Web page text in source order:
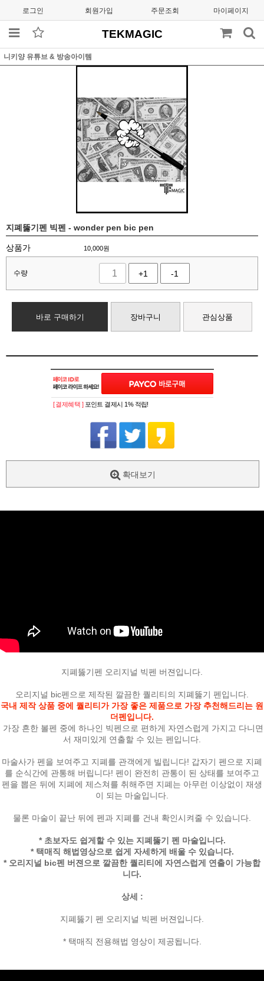
로그인 회원가입 주문조회 마이페이지
TEKMAGIC
니키양 유튜브 & 방송아이템
지폐뚫기펜 빅펜 - wonder pen bic pen
상품가 10,000원
수량 +1 -1
바로 구매하기 장바구니 관심상품
페이코 ID로
PAYCO 바로
[ 결제혜택 ] 포인트 결제시 1% 적립!
확대보기
지폐뚫기펜 오리지널 빅펜 버젼입니다.
오리지널 bic펜으로 제작된 깔끔한 퀄리티의 지폐뚫기 펜입니다.
국내 제작 상품 중에 퀄리티가 가장 좋은 제품으로 가장 추천해드리는 원
더펜입니다.
가장 흔한 볼펜 중에 하나인 빅펜으로 편하게 자연스럽게 가지고 다니면
서 재미있게 연출할 수 있는 펜입니다.
마술사가 펜을 보여주고 지폐를 관객에게 빌립니다! 갑자기 펜으로 지폐
를 순식간에 관통해 버립니다! 펜이 완전히 관통이 된 상태를 보여주고
펜을 뽑은 뒤에 지폐에 제스쳐를 취해주면 지폐는 아무런 이상없이 재생
이 되는 마술입니다.
물론 마술이 끝난 뒤에 펜과 지폐를 건내 확인시켜줄 수 있습니다.
* 초보자도 쉽게할 수 있는 지폐뚫기 펜 마술입니다.
* 택매직 해법영상으로 쉽게 자세하게 배울 수 있습니다.
* 오리지널 bic펜 버젼으로 깔끔한 퀄리티에 자연스럽게 연출이 가능합
니다.
상세 :
지폐뚫기 펜 오리지널 빅펜 버젼입니다.
* 택매직 전용해법 영상이 제공됩니다.